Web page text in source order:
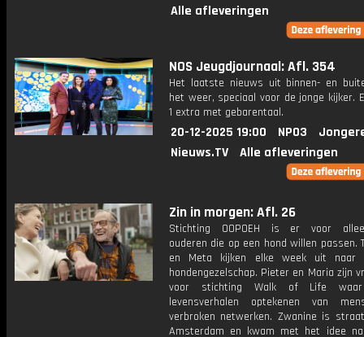
Alle afleveringen
NOS Jeugdjournaal: Afl. 354
Het laatste nieuws uit binnen- en
het weer, speciaal voor de jonge kijker.
1 extra met gebarentaal.
20-12-2025 19:00 NPO3
Nieuws.TV
Alle afleveringen
Zin in morgen: Afl. 26
Stichting OOPOEH is er voor
ouderen die op een hond willen passen.
en Meta kijken elke week uit naar
hondengezelschap. Pieter en Maria zijn
voor stichting Walk of Life
levensverhalen optekenen van
verbroken netwerken. Zwanine is
Amsterdam en kwam met het idee